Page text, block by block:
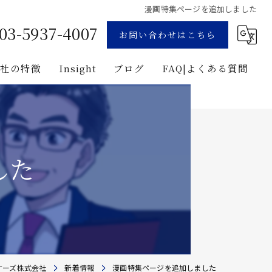
漫画特集ページを追加しました
5937-4007 お問い合わせはこちら
の特徴
サルティング
ジェクト・マネジメント
Insight ブログ FAQ|よくある質問
た
ズ株式会社 新着情報 漫画特集ページを追加しました